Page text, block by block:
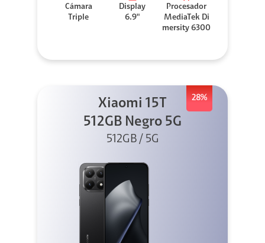
Cámara
Triple
Display
6.9"
Procesador
MediaTek Di
mersity 6300
28%
Xiaomi 15T
512GB Negro 5G
512GB / 5G